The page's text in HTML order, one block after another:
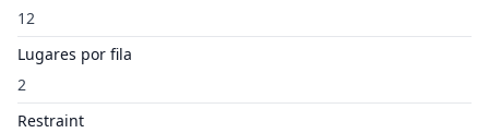
12
Lugares por fila
2
Restraint